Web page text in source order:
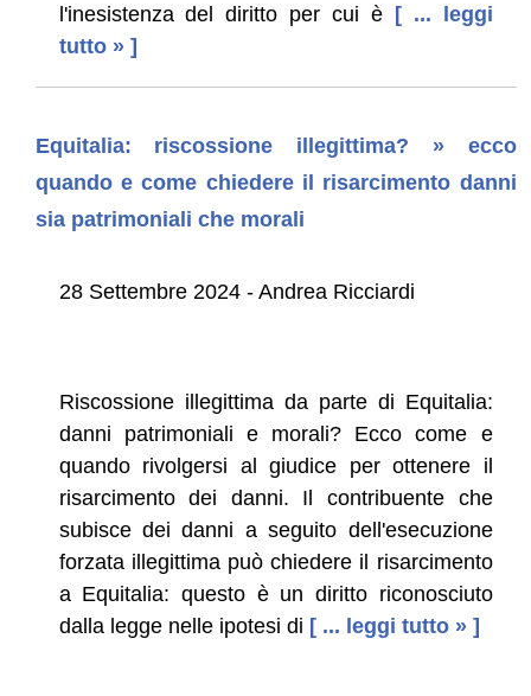
l'inesistenza del diritto per cui è [ ... leggi
tutto » ]
Equitalia: riscossione illegittima? » ecco
quando e come chiedere il risarcimento danni
sia patrimoniali che morali
28 Settembre 2024 - Andrea Ricciardi
Riscossione illegittima da parte di Equitalia:
danni patrimoniali e morali? Ecco come e
quando rivolgersi al giudice per ottenere il
risarcimento dei danni. Il contribuente che
subisce dei danni a seguito dell'esecuzione
forzata illegittima può chiedere il risarcimento
a Equitalia: questo è un diritto riconosciuto
dalla legge nelle ipotesi di [ ... leggi tutto » ]